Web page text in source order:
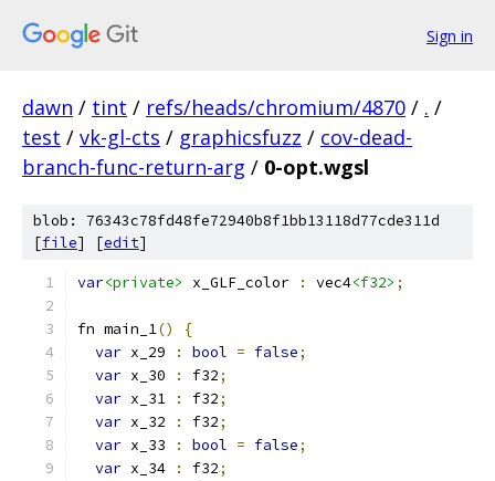
Sign in
dawn / tint / refs/heads/chromium/4870 / . /
test / vk-gl-cts / graphicsfuzz / cov-dead-
branch-func-return-arg / 0-opt.wgsl
blob: 76343c78fd48fe72940b8f1bb13118d77cde311d
[file] [edit]
var<private> x_GLF_color : vec4<f32> ;
fn main_1()
{
var x_29 : bool = false;
var x_30 : f32;
var x_31 : f32;
var x_32 : f32;
var x_33 : bool = false;
var x_34 : f32;